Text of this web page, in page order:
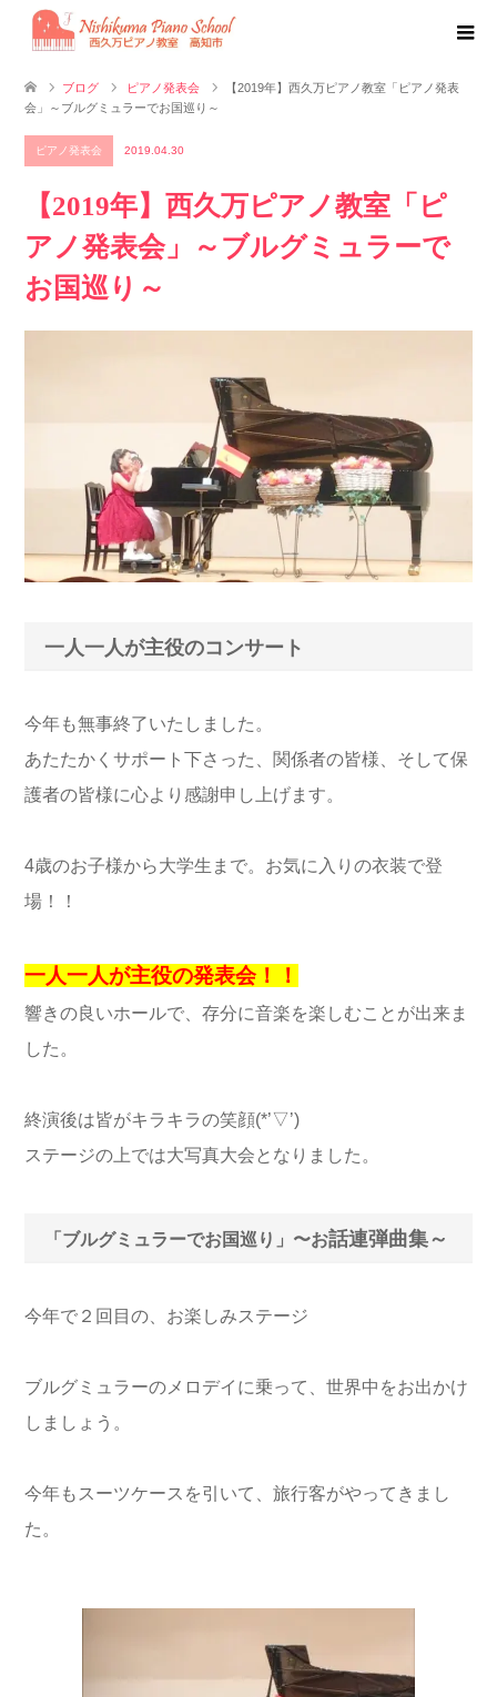
ブログ ピアノ発表会
【2019年】西久万ピアノ教室「ピアノ発表
会」～ブルグミュラーでお国巡り～
ピアノ発表会 2019.04.30
【2019年】西久万ピアノ教室「ピ
アノ発表会」～ブルグミュラーで
お国巡り～
一人一人が主役のコンサート
今年も無事終了いたしました。
あたたかくサポート下さった、関係者の皆様、そして保
護者の皆様に心より感謝申し上げます。
4歳のお子様から大学生まで。お気に入りの衣装で登
場！！
一人一人が主役の発表会！！
響きの良いホールで、存分に音楽を楽しむことが出来ま
した。
終演後は皆がキラキラの笑顔(*’▽’)
ステージの上では大写真大会となりました。
「ブルグミュラーでお国巡り」〜お話連弾曲集～
今年で２回目の、お楽しみステージ
ブルグミュラーのメロデイに乗って、世界中をお出かけ
しましょう。
今年もスーツケースを引いて、旅行客がやってきまし
た。